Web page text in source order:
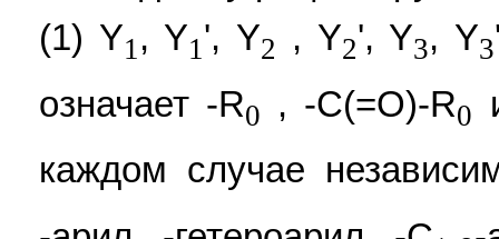
(1) Y1 , Y1 ', Y2 , Y2', Y3, Y3
означает -R0 , -C(=O)-R0
каждом случае